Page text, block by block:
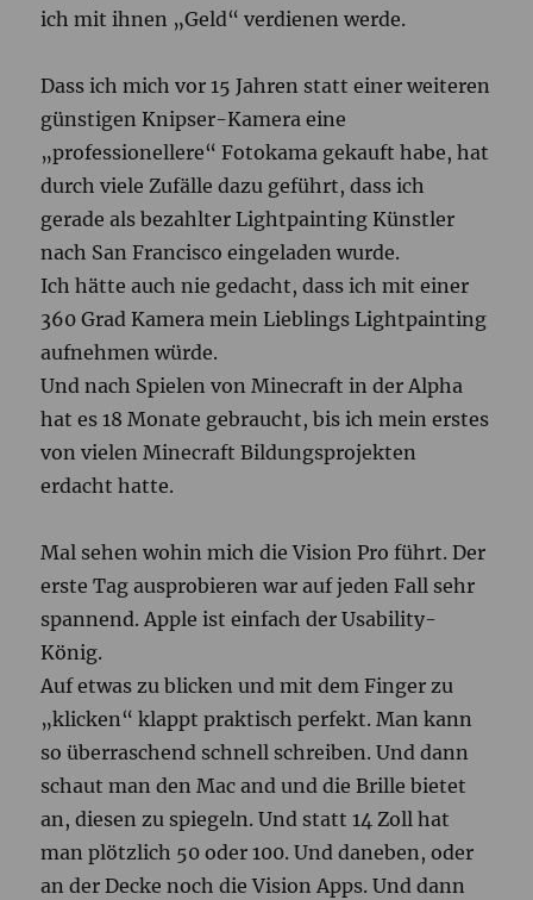
ich mit ihnen „Geld“ verdienen werde.
Dass ich mich vor 15 Jahren statt einer weiteren
günstigen Knipser-Kamera eine
„professionellere“ Fotokama gekauft habe, hat
durch viele Zufälle dazu geführt, dass ich
gerade als bezahlter Lightpainting Künstler
nach San Francisco eingeladen wurde.
Ich hätte auch nie gedacht, dass ich mit einer
360 Grad Kamera mein Lieblings Lightpainting
aufnehmen würde.
Und nach Spielen von Minecraft in der Alpha
hat es 18 Monate gebraucht, bis ich mein erstes
von vielen Minecraft Bildungsprojekten
erdacht hatte.
Mal sehen wohin mich die Vision Pro führt. Der
erste Tag ausprobieren war auf jeden Fall sehr
spannend. Apple ist einfach der Usability-
König.
Auf etwas zu blicken und mit dem Finger zu
„klicken“ klappt praktisch perfekt. Man kann
so überraschend schnell schreiben. Und dann
schaut man den Mac and und die Brille bietet
an, diesen zu spiegeln. Und statt 14 Zoll hat
man plötzlich 50 oder 100. Und daneben, oder
an der Decke noch die Vision Apps. Und dann